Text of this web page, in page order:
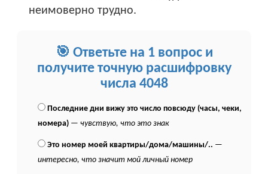
неимоверно трудно.
🎯 Ответьте на 1 вопрос и
получите точную расшифровку
числа 4048
Последние дни вижу это число повсюду (часы, чеки,
номера) —чувствую, что это знак
Это номер моей квартиры/дома/машины/.. —
интересно, что значит мой личный номер